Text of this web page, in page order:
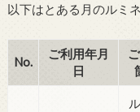
以下はとある月のルミ
No.
ご利用年月
日